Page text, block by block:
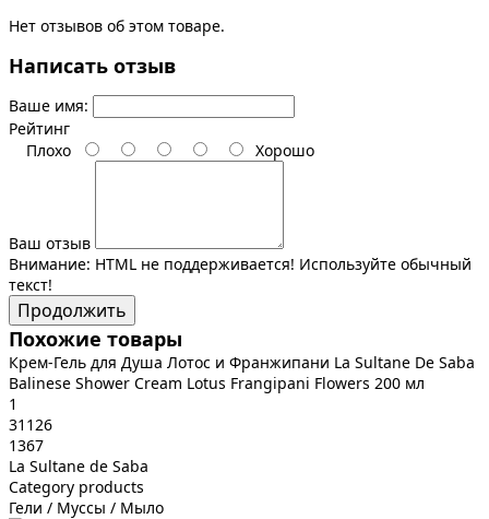
Нет отзывов об этом товаре.
Написать отзыв
Ваше имя:
Рейтинг
Плохо
Хорошо
Ваш отзыв
Внимание: HTML не поддерживается! Используйте обычный
текст!
Продолжить
Похожие товары
Крем-Гель для Душа Лотос и Франжипани La Sultane De Saba
Balinese Shower Cream Lotus Frangipani Flowers 200 мл
1
31126
1367
La Sultane de Saba
Category products
Гели / Муссы / Мыло